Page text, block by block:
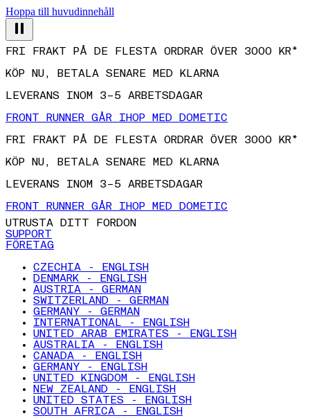
Hoppa till huvudinnehåll
FRI FRAKT PÅ DE FLESTA ORDRAR ÖVER 3000 KR*
KÖP NU, BETALA SENARE MED KLARNA
LEVERANS INOM 3–5 ARBETSDAGAR
FRONT RUNNER GÅR IHOP MED DOMETIC
FRI FRAKT PÅ DE FLESTA ORDRAR ÖVER 3000 KR*
KÖP NU, BETALA SENARE MED KLARNA
LEVERANS INOM 3–5 ARBETSDAGAR
FRONT RUNNER GÅR IHOP MED DOMETIC
UTRUSTA DITT FORDON
SUPPORT
FÖRETAG
CZECHIA - ENGLISH
DENMARK - ENGLISH
AUSTRIA - GERMAN
SWITZERLAND - GERMAN
GERMANY - GERMAN
INTERNATIONAL - ENGLISH
UNITED ARAB EMIRATES - ENGLISH
AUSTRALIA - ENGLISH
CANADA - ENGLISH
GERMANY - ENGLISH
UNITED KINGDOM - ENGLISH
NEW ZEALAND - ENGLISH
UNITED STATES - ENGLISH
SOUTH AFRICA - ENGLISH